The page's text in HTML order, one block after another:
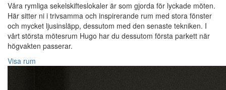
Våra rymliga sekelskifteslokaler är som gjorda för lyckade möten.
Här sitter ni i trivsamma och inspirerande rum med stora fönster
och mycket ljusinsläpp, dessutom med den senaste tekniken. I
vårt största mötesrum Hugo har du dessutom första parkett när
högvakten passerar.
Visa rum